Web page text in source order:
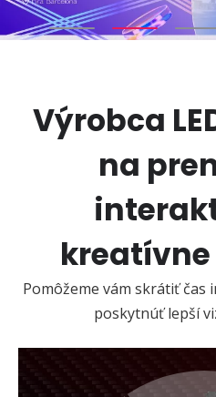
Výrobca
na
Pomôžeme vám skrátiť čas
poskytnúť lepší